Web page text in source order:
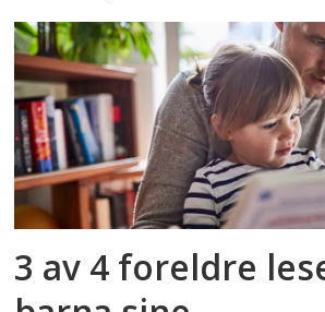
3 av 4 foreldre